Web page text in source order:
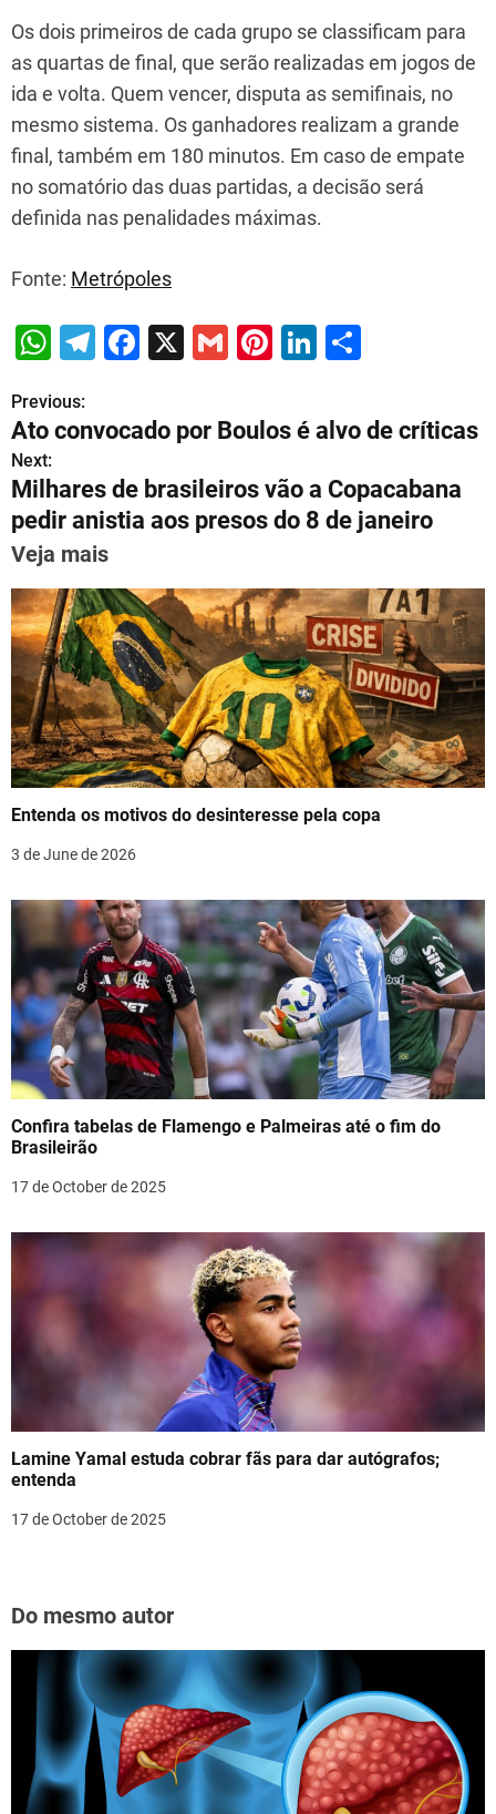
Os dois primeiros de cada grupo se classificam para
as quartas de final, que serão realizadas em jogos de
ida e volta. Quem vencer, disputa as semifinais, no
mesmo sistema. Os ganhadores realizam a grande
final, também em 180 minutos. Em caso de empate
no somatório das duas partidas, a decisão será
definida nas penalidades máximas.
Fonte: Metrópoles
W
at
s
A
p
p
T
gr
a
m
F
c
e
b
o
k
X
G
ai
l
Pi
er
e
st
Li
k
e
dI
n
ar
e
P
o
s
t
a
v
i
g
a
t
o
n
Previous:
Ato convocado por Boulos é alvo de críticas
Next:
Milhares de brasileiros vão a Copacabana
pedir anistia aos presos do 8 de janeiro
Veja mais
Entenda os motivos do desinteresse pela copa
3 de June de 2026
Confira tabelas de Flamengo e Palmeiras até o fim do
Brasileirão
17 de October de 2025
Lamine Yamal estuda cobrar fãs para dar autógrafos;
entenda
17 de October de 2025
Do mesmo autor